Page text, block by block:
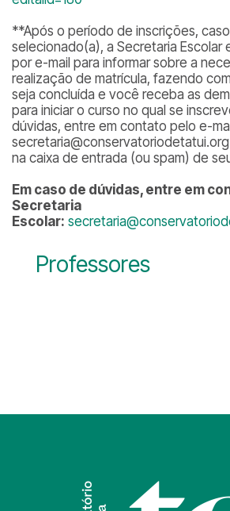
**Após o período de inscrições,
selecionado(a), a Secretaria Escolar
por e-mail para informar sobre a
realização de matrícula, fazendo
seja concluída e você receba as
para iniciar o curso no qual se
dúvidas, entre em contato pelo e-
na caixa de entrada (ou spam) de
Em caso de dúvidas, entre em
Secretaria
Escolar:
Professores